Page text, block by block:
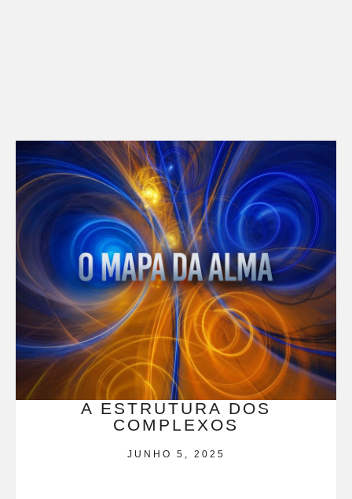
A ESTRUTURA DOS
COMPLEXOS
JUNHO 5, 2025